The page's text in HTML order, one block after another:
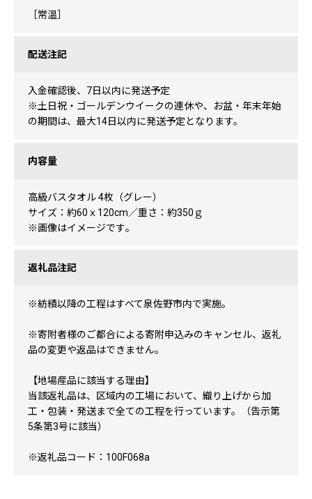
［常温］
配送注記
入金確認後、7日以内に発送予定
※土日祝・ゴールデンウイークの連休や、お盆・年末年始
の期間は、最大14日以内に発送予定となります。
内容量
高級バスタオル 4枚（グレー）
サイズ：約60ｘ120cm／重さ：約350ｇ
※画像はイメージです｡
返礼品注記
※紡績以降の工程はすべて泉佐野市内で実施。
※寄附者様のご都合による寄附申込みのキャンセル、返礼
品の変更や返品はできません。
【地場産品に該当する理由】
当該返礼品は、区域内の工場において、織り上げから加
工・包装・発送まで全ての工程を行っています。（告示第
5条第3号に該当）
※返礼品コード：100F068a